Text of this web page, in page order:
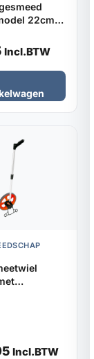
22cm
Incl.BTW
Incl.BTW